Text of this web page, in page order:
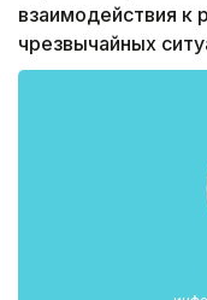
взаимодействия к
чрезвычайных